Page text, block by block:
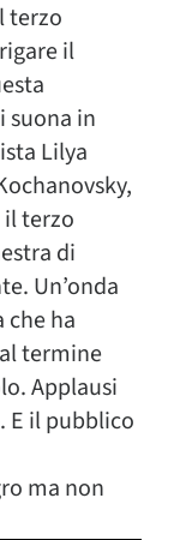
terzo
il
suona in
Lilya
terzo
di
Un’onda
che ha
termine
Applausi
E il pubblico
ma non